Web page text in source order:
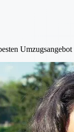
Umzugsangebot